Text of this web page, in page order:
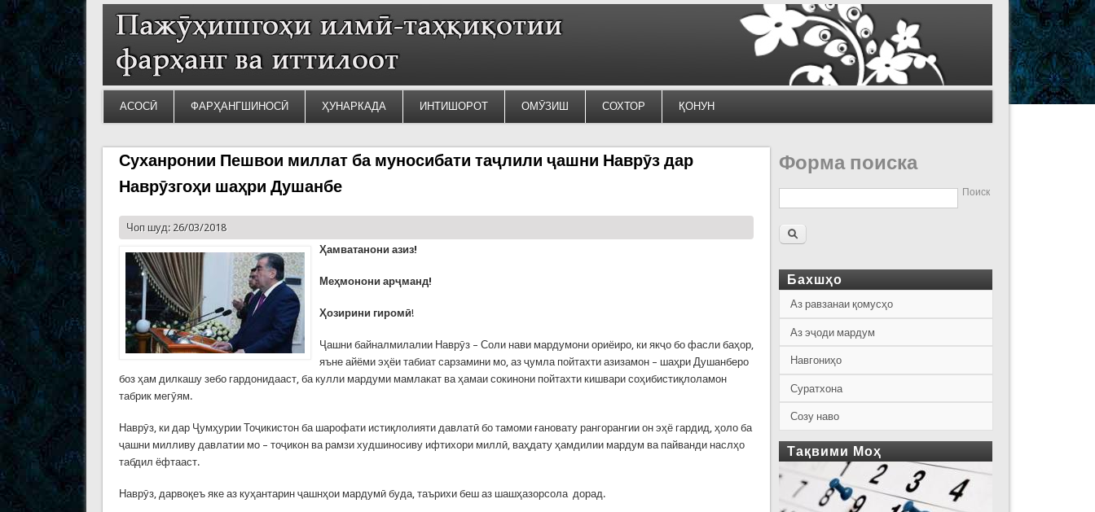
АСОСӢ ФАРҲАНГШИНОСӢ ҲУНАРКАДА ИНТИШОРОТ ОМӮЗИШ СОХТОР ҚОНУН
Суханронии Пешвои миллат ба муносибати таҷлили ҷашни Наврӯз дар
Наврӯзгоҳи шаҳри Душанбе
Чоп шуд: 26/03/2018
Ҳамватанони азиз!
Меҳмонони арҷманд!
Ҳозирини гиромӣ!
Ҷашни байналмилалии Наврӯз – Соли нави мардумони ориёиро, ки якҷо бо фасли баҳор,
яъне айёми эҳёи табиат сарзамини мо, аз ҷумла пойтахти азизамон – шаҳри Душанберо
боз ҳам дилкашу зебо гардонидааст, ба кулли мардуми мамлакат ва ҳамаи сокинони пойтахти кишвари соҳибистиқлоламон
табрик мегӯям.
Наврӯз, ки дар Ҷумҳурии Тоҷикистон ба шарофати истиқлолияти давлатӣ бо тамоми ғановату рангорангии он эҳё гардид, ҳоло ба
ҷашни милливу давлатии мо – тоҷикон ва рамзи худшиносиву ифтихори миллӣ, ваҳдату ҳамдилии мардум ва пайванди наслҳо
табдил ёфтааст.
Наврӯз, дарвоқеъ яке аз куҳантарин ҷашнҳои мардумӣ буда, таърихи беш аз шашҳазорсола дорад.
Форма поиска
Поиск
Бахшҳо
Аз равзанаи қомусҳо
Аз эҷоди мардум
Навгониҳо
Суратхона
Созу наво
Тақвими Моҳ